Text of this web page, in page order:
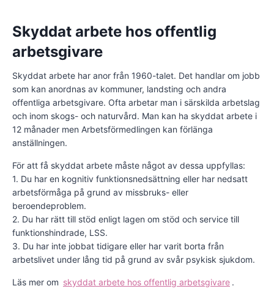
Skyddat arbete hos offentlig
arbetsgivare
Skyddat arbete har anor från 1960-talet. Det handlar om jobb
som kan anordnas av kommuner, landsting och andra
offentliga arbetsgivare. Ofta arbetar man i särskilda arbetslag
och inom skogs- och naturvård. Man kan ha skyddat arbete i
12 månader men Arbetsförmedlingen kan förlänga
anställningen.
För att få skyddat arbete måste något av dessa uppfyllas:
1. Du har en kognitiv funktionsnedsättning eller har nedsatt
arbetsförmåga på grund av missbruks- eller
beroendeproblem.
2. Du har rätt till stöd enligt lagen om stöd och service till
funktionshindrade, LSS.
3. Du har inte jobbat tidigare eller har varit borta från
arbetslivet under lång tid på grund av svår psykisk sjukdom.
Läs mer om skyddat arbete hos offentlig arbetsgivare .